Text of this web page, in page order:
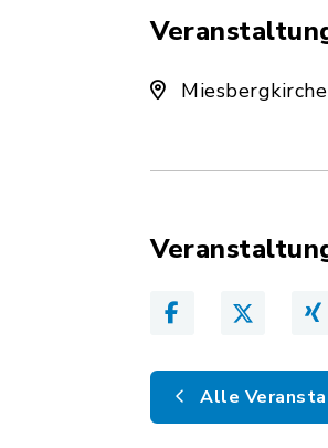
Miesbergkirche
Alle